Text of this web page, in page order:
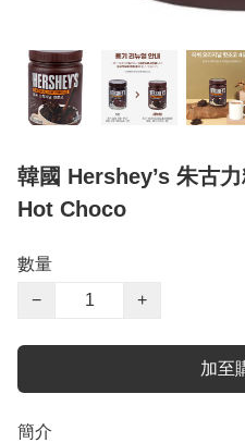
韓國 Hershey’s 朱古
Hot Choco
數量
−
+
加至
簡介